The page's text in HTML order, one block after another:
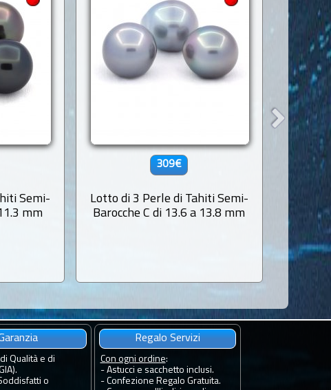
Semi-
mm
309€
Lotto di 3 Perle di Tahiti Semi-
Barocche C di 13.6 a 13.8 mm
Qualità e di
o
Regalo Servizi
Con ogni ordine:
- Astucci e sacchetto inclusi.
- Confezione Regalo Gratuita.